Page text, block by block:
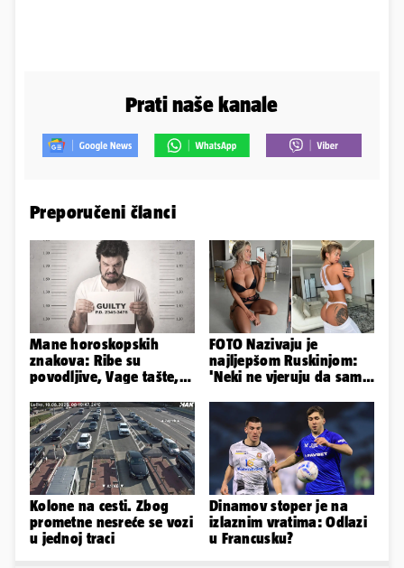
Prati naše kanale
Preporučeni članci
Mane horoskopskih
znakova: Ribe su
povodljive, Vage tašte,
sebičan...
FOTO Nazivaju je
najljepšom Ruskinjom:
'Neki ne vjeruju da sam
Kolone na cesti. Zbog
prometne nesreće se vozi
u jednoj traci
Dinamov stoper je na
izlaznim vratima: Odlazi
u Francusku?